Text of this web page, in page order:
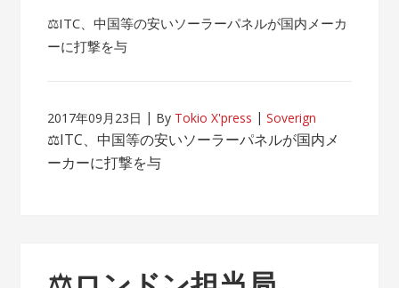
⚖ITC、中国等の安いソーラーパネルが国内メーカ
ーに打撃を与
2017年09月23日 By Tokio X'press Soverign
⚖ITC、中国等の安いソーラーパネルが国内メ
ーカーに打撃を与